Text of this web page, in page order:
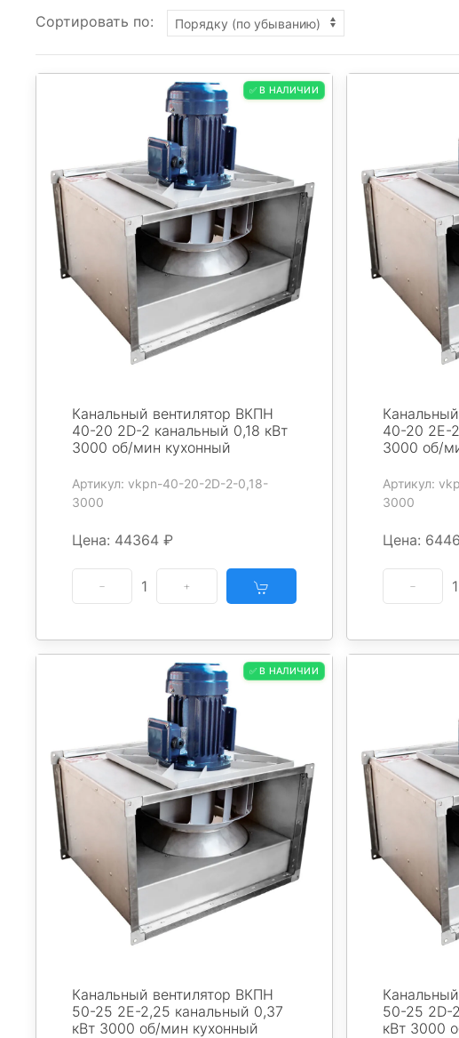
Сортировать по:
✅ В НАЛИЧИИ
Канальный вентилятор ВКПН
40-20 2D-2 канальный 0,18 кВт
3000 об/мин кухонный
Артикул: vkpn-40-20-2D-2-0,18-
3000
Цена: 44364 ₽
1
40-20 2E-
3000 об/
Артикул:
3000
Цена:
1
✅ В НАЛИЧИИ
Канальный вентилятор ВКПН
50-25 2E-2,25 канальный 0,37
кВт 3000 об/мин кухонный
50-25 2D-
кВт 3000